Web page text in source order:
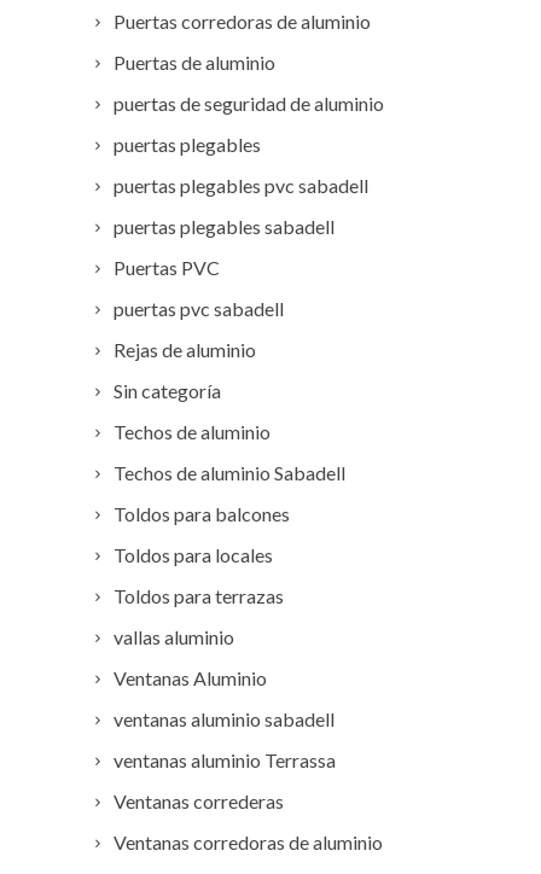
Puertas corredoras de aluminio
Puertas de aluminio
puertas de seguridad de aluminio
puertas plegables
puertas plegables pvc sabadell
puertas plegables sabadell
Puertas PVC
puertas pvc sabadell
Rejas de aluminio
Sin categoría
Techos de aluminio
Techos de aluminio Sabadell
Toldos para balcones
Toldos para locales
Toldos para terrazas
vallas aluminio
Ventanas Aluminio
ventanas aluminio sabadell
ventanas aluminio Terrassa
Ventanas correderas
Ventanas corredoras de aluminio